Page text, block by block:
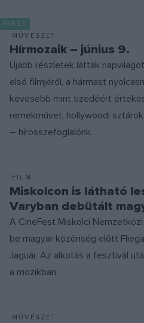
HÍREK
MŰVÉSZET
Hírmozaik – június 9.
Újabb részletek láttak
első filmjéről, a hármast
kevesebb mint tizedéért
remekművet, hollywoodi
– hírösszefoglalónk.
FILM
Miskolcon is látható
Varyban debütált
A CineFest Miskolci
be magyar közönség előtt
Jaguár. Az alkotás a fesztivál
a mozikban.
MŰVÉSZET